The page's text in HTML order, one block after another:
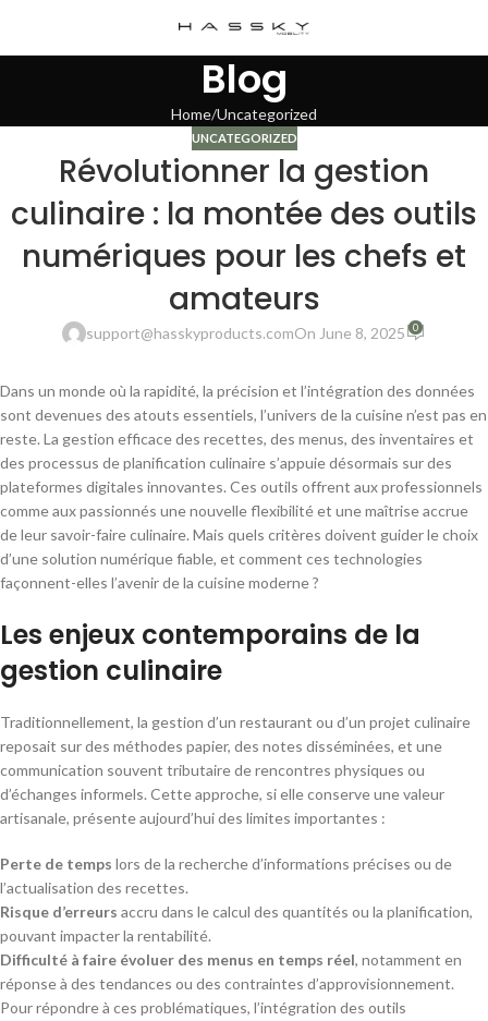
Blog
Home Uncategorized
UNCATEGORIZED
Révolutionner la gestion
culinaire : la montée des outils
numériques pour les chefs et
amateurs
support@hasskyproducts.comOn June 8, 2025 0
Dans un monde où la rapidité, la précision et l’intégration des données
sont devenues des atouts essentiels, l’univers de la cuisine n’est pas en
reste. La gestion efficace des recettes, des menus, des inventaires et
des processus de planification culinaire s’appuie désormais sur des
plateformes digitales innovantes. Ces outils offrent aux professionnels
comme aux passionnés une nouvelle flexibilité et une maîtrise accrue
de leur savoir-faire culinaire. Mais quels critères doivent guider le choix
d’une solution numérique fiable, et comment ces technologies
façonnent-elles l’avenir de la cuisine moderne ?
Les enjeux contemporains de la
gestion culinaire
Traditionnellement, la gestion d’un restaurant ou d’un projet culinaire
reposait sur des méthodes papier, des notes disséminées, et une
communication souvent tributaire de rencontres physiques ou
d’échanges informels. Cette approche, si elle conserve une valeur
artisanale, présente aujourd’hui des limites importantes :
Perte de temps lors de la recherche d’informations précises ou de
l’actualisation des recettes.
Risque d’erreurs accru dans le calcul des quantités ou la planification,
pouvant impacter la rentabilité.
Difficulté à faire évoluer des menus en temps réel, notamment en
réponse à des tendances ou des contraintes d’approvisionnement.
Pour répondre à ces problématiques, l’intégration des outils